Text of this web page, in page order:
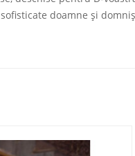
doamne şi